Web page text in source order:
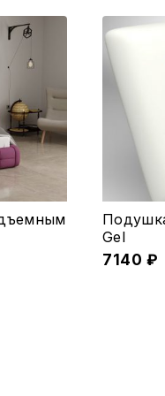
Gel
7140 ₽